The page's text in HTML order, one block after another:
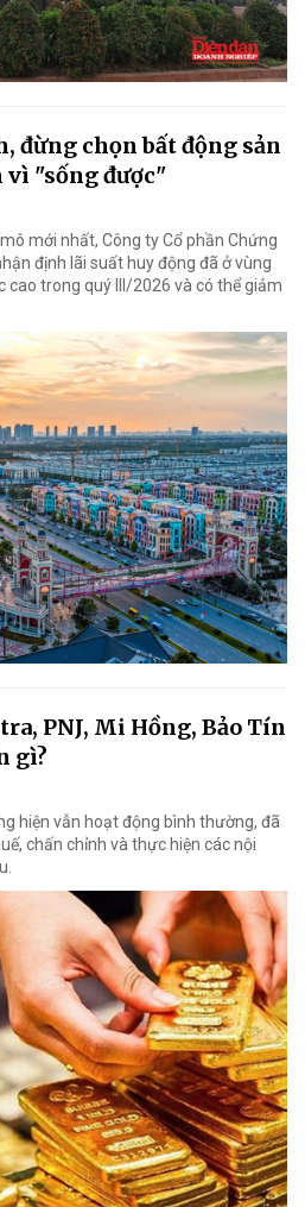
đừng chọn bất động sản
vì "sống được"
mới nhất, Công ty Cổ phần Chứng
định lãi suất huy động đã ở vùng
cao trong quý III/2026 và có thể giảm
PNJ, Mi Hồng, Bảo Tín
gì?
hiện vẫn hoạt động bình thường, đã
chấn chỉnh và thực hiện các nội